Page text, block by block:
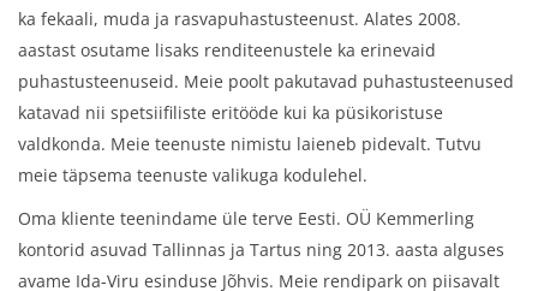
ka fekaali, muda ja rasvapuhastusteenust. Alates 2008.
aastast osutame lisaks renditeenustele ka erinevaid
puhastusteenuseid. Meie poolt pakutavad puhastusteenused
katavad nii spetsiifiliste eritööde kui ka püsikoristuse
valdkonda. Meie teenuste nimistu laieneb pidevalt. Tutvu
meie täpsema teenuste valikuga kodulehel.
Oma kliente teenindame üle terve Eesti. OÜ Kemmerling
kontorid asuvad Tallinnas ja Tartus ning 2013. aasta alguses
avame Ida-Viru esinduse Jõhvis. Meie rendipark on piisavalt